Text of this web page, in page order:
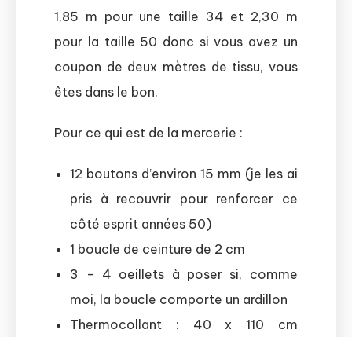
1,85 m pour une taille 34 et 2,30 m
pour la taille 50 donc si vous avez un
coupon de deux mètres de tissu, vous
êtes dans le bon.
Pour ce qui est de la mercerie :
12 boutons d’environ 15 mm (je les ai
pris à recouvrir pour renforcer ce
côté esprit années 50)
1 boucle de ceinture de 2 cm
3 – 4 oeillets à poser si, comme
moi, la boucle comporte un ardillon
Thermocollant : 40 x 110 cm